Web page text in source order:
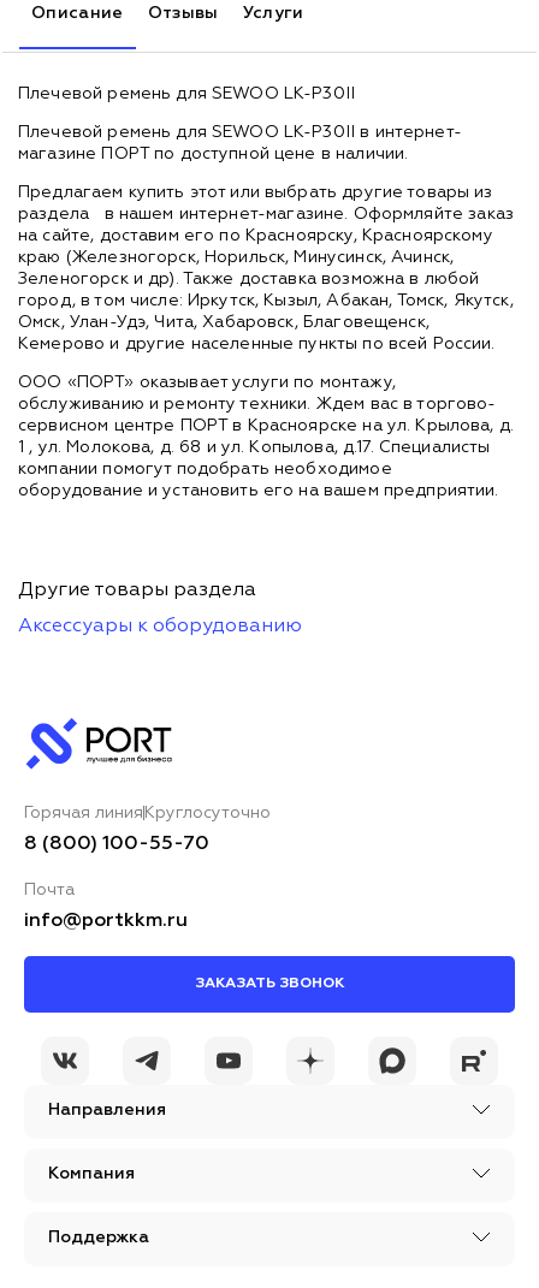
Описание Отзывы Услуги
Плечевой ремень для SEWOO LK-P30II
Плечевой ремень для SEWOO LK-P30II в интернет-
магазине ПОРТ по доступной цене в наличии.
Предлагаем купить этот или выбрать другие товары из
раздела
в нашем интернет-магазине. Оформляйте заказ
на сайте, доставим его по Красноярску, Красноярскому
краю (Железногорск, Норильск, Минусинск, Ачинск,
Зеленогорск и др). Также доставка возможна в любой
город, в том числе: Иркутск, Кызыл, Абакан, Томск, Якутск,
Омск, Улан-Удэ, Чита, Хабаровск, Благовещенск,
Кемерово и другие населенные пункты по всей России.
ООО «ПОРТ» оказывает услуги по монтажу,
обслуживанию и ремонту техники. Ждем вас в торгово-
сервисном центре ПОРТ в Красноярске на ул. Крылова, д.
1 , ул. Молокова, д. 68 и ул. Копылова, д.17. Специалисты
компании помогут подобрать необходимое
оборудование и установить его на вашем предприятии.
Другие товары раздела
Аксессуары к оборудованию
Направления
Компания
Поддержка
Горячая линия Круглосуточно
8 (800) 100-55-70
Почта
info@portkkm.ru
ЗАКАЗАТЬ ЗВОНОК